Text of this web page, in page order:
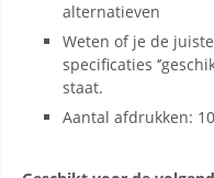
alternatieven
Weten of je de
specificaties
staat.
Aantal afdrukken: